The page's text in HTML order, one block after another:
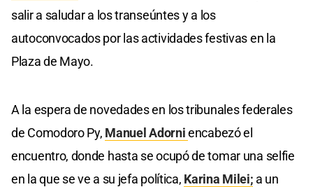
salir a saludar a los transeúntes y a los
autoconvocados por las actividades festivas en la
Plaza de Mayo.
A la espera de novedades en los tribunales federales
de Comodoro Py, Manuel Adorniencabezó el
encuentro, donde hasta se ocupó de tomar una selfie
en la que se ve a su jefa política, Karina Milei; a un